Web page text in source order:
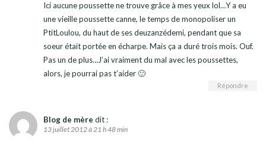
Ici aucune poussette ne trouve grâce à mes yeux lol…Y a eu
une vieille poussette canne, le temps de monopoliser un
PtitLoulou, du haut de ses deuzanzédemi, pendant que sa
soeur était portée en écharpe. Mais ça a duré trois mois. Ouf.
Pas un de plus…J’ai vraiment du mal avec les poussettes,
alors, je pourrai pas t’aider 🙂
Répondre
Blog de mère dit :
13 juillet 2012 à 21 h 48 min